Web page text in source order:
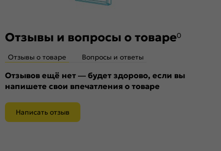
Отзывы и вопросы о товаре0
Отзывы о товаре Вопросы и ответы
Отзывов ещё нет — будет здорово, если вы
напишете свои впечатления о товаре
Написать отзыв